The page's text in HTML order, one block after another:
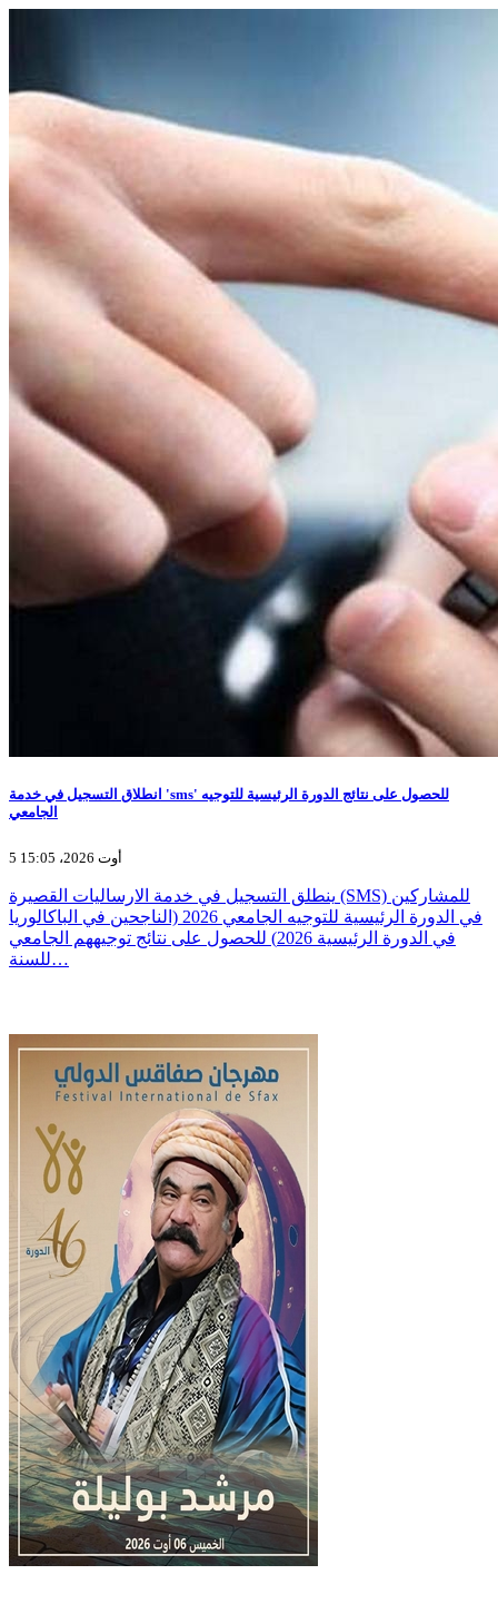
انطلاق التسجيل في خدمة 'sms' للحصول على نتائج الدورة الرئيسية للتوجيه
الجامعي
5 أوت 2026، 15:05
ينطلق التسجيل في خدمة الارساليات القصيرة (SMS) للمشاركين
في الدورة الرئيسية للتوجيه الجامعي 2026 (الناجحين في الباكالوريا
في الدورة الرئيسية 2026) للحصول على نتائج توجيههم الجامعي
للسنة…